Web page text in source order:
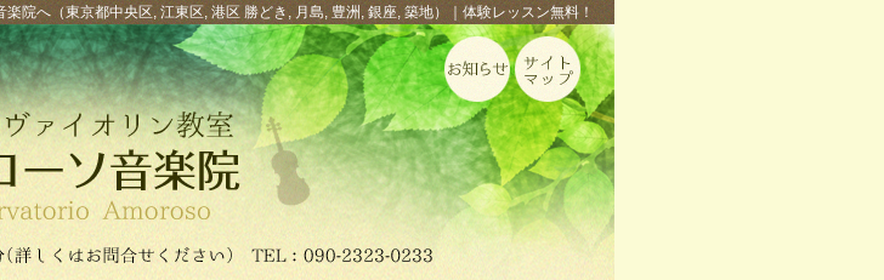
院へ（東京都中央区, 江東区, 港区 勝どき, 月島, 豊洲, 銀座, 築地）｜体験レッスン無料！